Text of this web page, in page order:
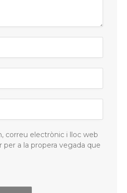
correu electrònic i lloc web
a la propera vegada que